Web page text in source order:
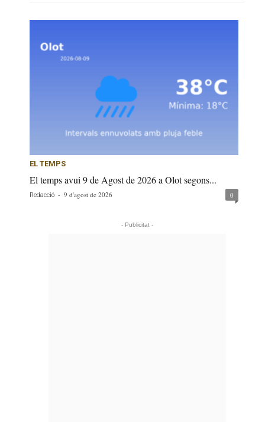
EL TEMPS
El temps avui 9 de Agost de 2026 a Olot segons...
Redacció - 9 d'agost de 2026 0
- Publicitat -